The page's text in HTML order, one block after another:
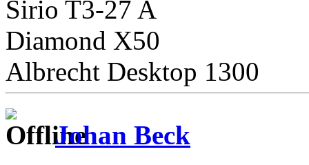
Sirio T3-27 A
Diamond X50
Albrecht Desktop 1300
Johan Beck